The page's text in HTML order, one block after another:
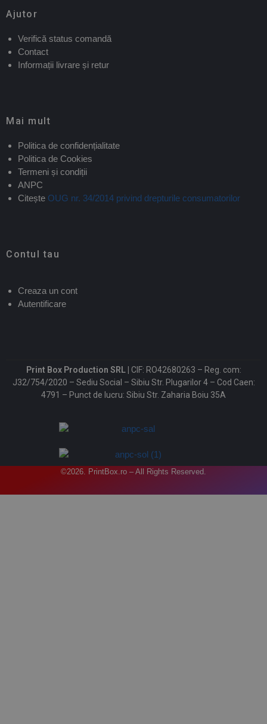
Ajutor
Verifică status comandă
Contact
Informații livrare și retur
Mai mult
Politica de confidențialitate
Politica de Cookies
Termeni și condiții
ANPC
Citește OUG nr. 34/2014 privind drepturile consumatorilor
Contul tau
Creaza un cont
Autentificare
Print Box Production SRL | CIF: RO42680263 – Reg. com:
J32/754/2020 – Sediu Social – Sibiu Str. Plugarilor 4 – Cod Caen:
4791 – Punct de lucru: Sibiu Str. Zaharia Boiu 35A
©2026. PrintBox.ro – All Rights Reserved.